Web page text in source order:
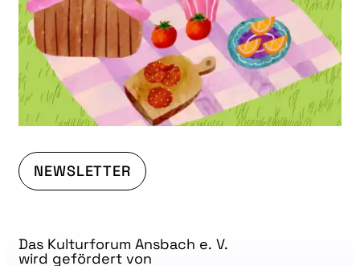
NEWSLETTER
Das Kulturforum Ansbach e. V.
wird gefördert von